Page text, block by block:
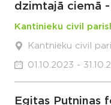
dzimtajā ciemā
Kantinieku civil
Kantnieku civil
01.10.2023 -
Egitas Putniņas